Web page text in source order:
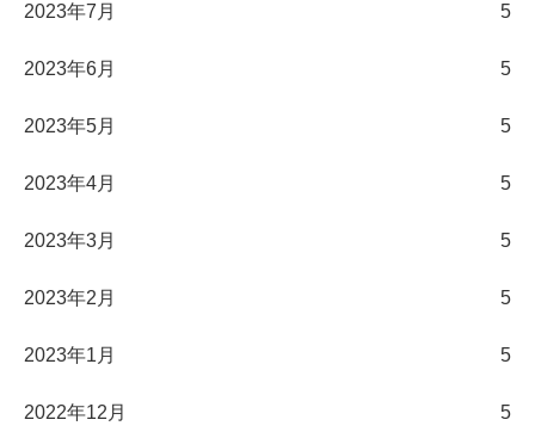
2023年7月 5
2023年6月 5
2023年5月 5
2023年4月 5
2023年3月 5
2023年2月 5
2023年1月 5
2022年12月 5